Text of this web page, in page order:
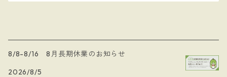
8/8-8/16 8月長期休業のお知らせ
2026/8/5